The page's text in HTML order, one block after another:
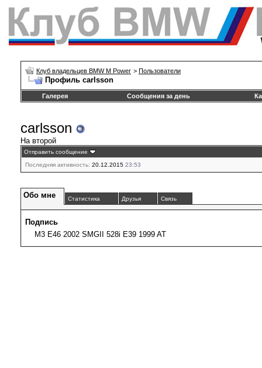
Клуб владельцев BMW M Power > Пользователи
Профиль carlsson
Галерея Сообщения за день
carlsson
На второй
Отправить сообщение
Последняя активность: 20.12.2015 23:53
Обо мне Статистика Друзья Связь
Подпись
M3 E46 2002 SMGII 528i E39 1999 AT